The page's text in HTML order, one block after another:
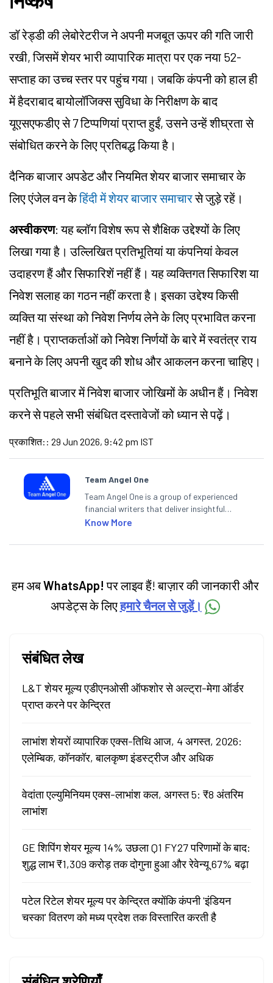
डॉ रेड्डी की लेबोरेटरीज ने अपनी मजबूत ऊपर की गति जारी
रखी, जिसमें शेयर भारी व्यापारिक मात्रा पर एक नया 52-
सप्ताह का उच्च स्तर पर पहुंच गया। जबकि कंपनी को हाल ही
में हैदराबाद बायोलॉजिक्स सुविधा के निरीक्षण के बाद
यूएसएफडीए से 7 टिप्पणियां प्राप्त हुईं, उसने उन्हें शीघ्रता से
संबोधित करने के लिए प्रतिबद्ध किया है।
दैनिक बाजार अपडेट और नियमित शेयर बाजार समाचार के
लिए एंजेल वन केहिंदी में शेयर बाजार समाचारसे जुड़े रहें।
अस्वीकरण: यह ब्लॉग विशेष रूप से शैक्षिक उद्देश्यों के लिए
लिखा गया है। उल्लिखित प्रतिभूतियां या कंपनियां केवल
उदाहरण हैं और सिफारिशें नहीं हैं। यह व्यक्तिगत सिफारिश या
निवेश सलाह का गठन नहीं करता है। इसका उद्देश्य किसी
व्यक्ति या संस्था को निवेश निर्णय लेने के लिए प्रभावित करना
नहीं है। प्राप्तकर्ताओं को निवेश निर्णयों के बारे में स्वतंत्र राय
बनाने के लिए अपनी खुद की शोध और आकलन करना चाहिए।
प्रतिभूति बाजार में निवेश बाजार जोखिमों के अधीन हैं। निवेश
करने से पहले सभी संबंधित दस्तावेजों को ध्यान से पढ़ें।
प्रकाशित: : 29 Jun 2026, 9:42 pm IST
Team Angel One
Team Angel One is a group of experienced
financial writers that deliver insightful
articles on the stock market, IPO, economy,
categories.
Know More
हम अबWhatsApp! पर लाइव हैं! बाज़ार की जानकारी और
अपडेट्स के लिएहमारे चैनल से जुड़ें।
संबंधित लेख
L&T शेयर मूल्य एडीएनओसी ऑफशोर से अल्ट्रा-मेगा ऑर्डर
प्राप्त करने पर केन्द्रित
लाभांश शेयरों व्यापारिक एक्स-तिथि आज, 4 अगस्त, 2026:
एलेम्बिक, कॉनकॉर, बालकृष्ण इंडस्ट्रीज और अधिक
वेदांता एल्युमिनियम एक्स-लाभांश कल, अगस्त 5: ₹8 अंतरिम
लाभांश
GE शिपिंग शेयर मूल्य 14% उछला Q1 FY27 परिणामों के बाद:
शुद्ध लाभ ₹1,309 करोड़ तक दोगुना हुआ और रेवेन्यू 67% बढ़ा
पटेल रिटेल शेयर मूल्य पर केन्द्रित क्योंकि कंपनी 'इंडियन
चस्का' वितरण को मध्य प्रदेश तक विस्तारित करती है